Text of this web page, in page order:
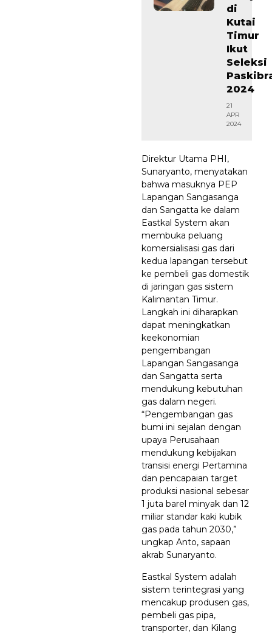
di
Kutai
Timur
Ikut
Seleksi
2024
21
APR
2024
Direktur Utama PHI,
Sunaryanto, menyatakan
bahwa masuknya PEP
Lapangan Sangasanga
dan Sangatta ke dalam
Eastkal System akan
membuka peluang
komersialisasi gas dari
kedua lapangan tersebut
ke pembeli gas domestik
di jaringan gas sistem
Kalimantan Timur.
Langkah ini diharapkan
dapat meningkatkan
keekonomian
pengembangan
Lapangan Sangasanga
dan Sangatta serta
mendukung kebutuhan
gas dalam negeri.
“Pengembangan gas
bumi ini sejalan dengan
upaya Perusahaan
mendukung kebijakan
transisi energi Pertamina
dan pencapaian target
produksi nasional sebesar
1 juta barel minyak dan 12
miliar standar kaki kubik
gas pada tahun 2030,”
ungkap Anto, sapaan
akrab Sunaryanto.
Eastkal System adalah
sistem terintegrasi yang
mencakup produsen gas,
pembeli gas pipa,
transporter, dan Kilang